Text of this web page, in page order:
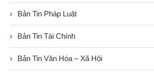
Bản Tin Pháp Luật
Bản Tin Tài Chính
Bản Tin Văn Hóa – Xã Hội